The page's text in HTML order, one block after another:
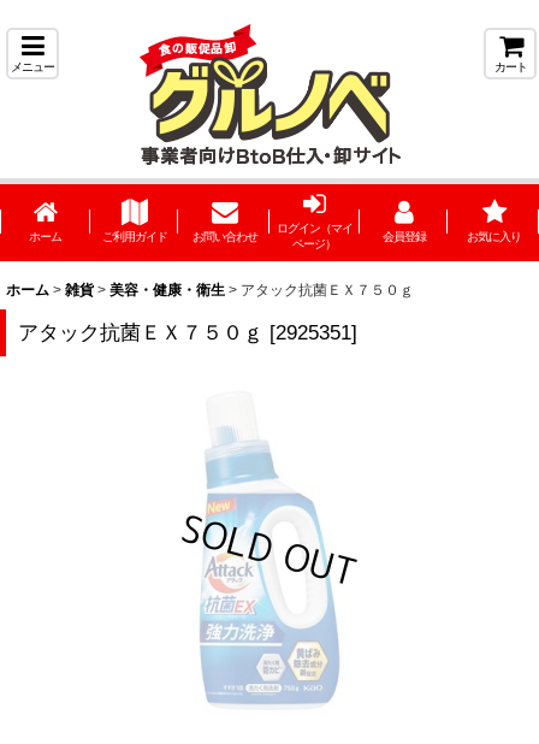
メニュー カート
ホーム ご利用ガイド お問い合わせ
ログイン（マイ
ページ）
会員登録 お気に入り
ホーム > 雑貨 > 美容・健康・衛生 > アタック抗菌ＥＸ７５０ｇ
アタック抗菌ＥＸ７５０ｇ [2925351]